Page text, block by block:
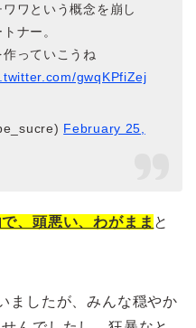
ワという概念を崩し
ナー。
っていこうね
gwqKPfiZej
February 25,
、頭悪い、わがまま と
ましたが、みんな穏やか